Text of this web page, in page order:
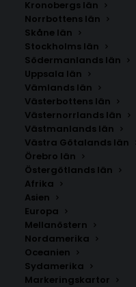
Kronobergs län
Norrbottens län
Skåne län
Stockholms län
Södermanlands län
Uppsala län
Vämlands län
Västerbottens län
Västernorrlands län
Västmanlands län
Västra Götalands län
Örebro län
Östergötlands län
Afrika
Asien
Europa
Mellanöstern
Nordamerika
Oceanien
Sydamerika
Markeringskartor
Torpshammar
Storlek
350.00kr
Handritad karta över
Välj mellan fyra olika